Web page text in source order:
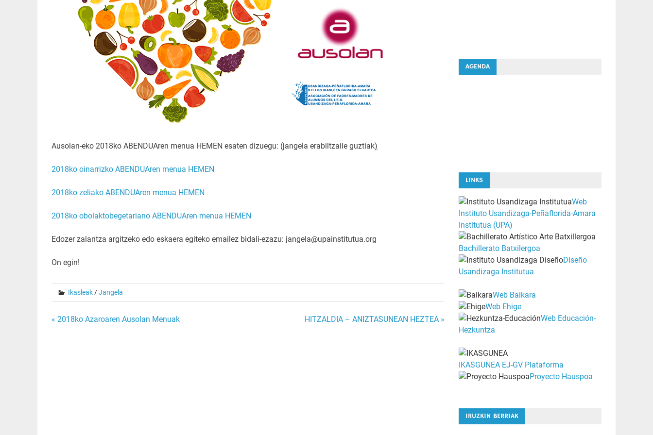
Ausolan-eko 2018ko ABENDUAren menua HEMEN esaten dizuegu: (jangela erabiltzaile guztiak)
2018ko oinarrizko ABENDUAren menua HEMEN
2018ko zeliako ABENDUAren menua HEMEN
2018ko obolaktobegetariano ABENDUAren menua HEMEN
Edozer zalantza argitzeko edo eskaera egiteko emailez bidali-ezazu: jangela@upainstitutua.org
On egin!
Ikasleak/Jangela
Bidalketetan
« 2018ko Azaroaren Ausolan Menuak HITZALDIA – ANIZTASUNEAN HEZTEA »
AGENDA
LINKS
Web
Instituto Usandizaga-Peñaflorida-Amara
Institutua (UPA)
Bachillerato Batxilergoa
Diseño
Usandizaga Institutua
Web Baikara
Web Ehige
Web Educación-
Hezkuntza
IKASGUNEA EJ-GV Plataforma
Proyecto Hauspoa
IRUZKIN BERRIAK